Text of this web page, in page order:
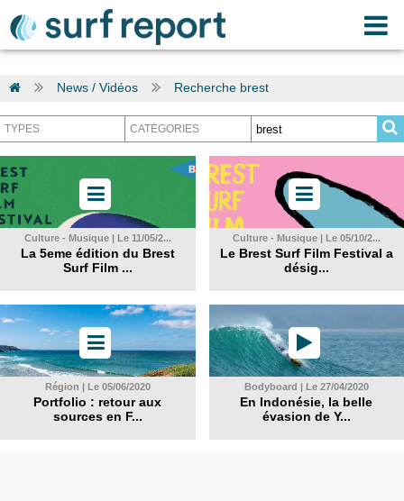
News / Vidéos Recherche brest
Culture - Musique | Le 11/05/2...
La 5eme édition du Brest
Surf Film ...
Culture - Musique | Le 05/10/2...
Le Brest Surf Film Festival a
désig...
Région | Le 05/06/2020
Portfolio : retour aux
sources en F...
Bodyboard | Le 27/04/2020
En Indonésie, la belle
évasion de Y...